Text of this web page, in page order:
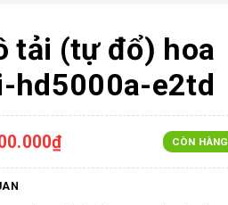
tải (tự đổ) hoa
hd5000a-e2td
CÒN HÀNG